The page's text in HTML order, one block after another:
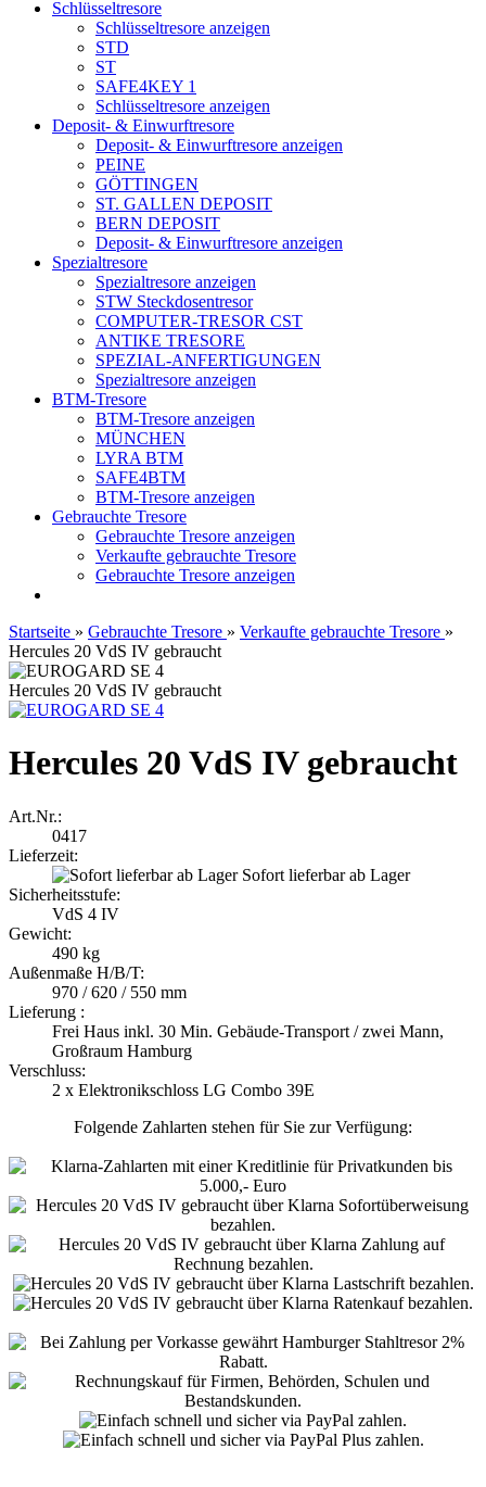
Schlüsseltresore
Schlüsseltresore anzeigen
STD
ST
SAFE4KEY 1
Schlüsseltresore anzeigen
Deposit- & Einwurftresore
Deposit- & Einwurftresore anzeigen
PEINE
GÖTTINGEN
ST. GALLEN DEPOSIT
BERN DEPOSIT
Deposit- & Einwurftresore anzeigen
Spezialtresore
Spezialtresore anzeigen
STW Steckdosentresor
COMPUTER-TRESOR CST
ANTIKE TRESORE
SPEZIAL-ANFERTIGUNGEN
Spezialtresore anzeigen
BTM-Tresore
BTM-Tresore anzeigen
MÜNCHEN
LYRA BTM
SAFE4BTM
BTM-Tresore anzeigen
Gebrauchte Tresore
Gebrauchte Tresore anzeigen
Verkaufte gebrauchte Tresore
Gebrauchte Tresore anzeigen
Startseite » Gebrauchte Tresore » Verkaufte gebrauchte Tresore »
Hercules 20 VdS IV gebraucht
Hercules 20 VdS IV gebraucht
Hercules 20 VdS IV gebraucht
Art.Nr.:
0417
Lieferzeit:
Sofort lieferbar ab Lager
Sicherheitsstufe:
VdS 4 IV
Gewicht:
490 kg
Außenmaße H/B/T:
970 / 620 / 550 mm
Lieferung :
Frei Haus inkl. 30 Min. Gebäude-Transport / zwei Mann,
Großraum Hamburg
Verschluss:
2 x Elektronikschloss LG Combo 39E
Folgende Zahlarten stehen für Sie zur Verfügung: